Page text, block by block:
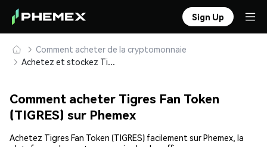
Sign Up
Comment acheter de la cryptomonnaie
Achetez et stockez Tigres Fan Token (TIGRES) en toute sécurité
Comment acheter Tigres Fan Token
(TIGRES) sur Phemex
Achetez Tigres Fan Token (TIGRES) facilement sur Phemex, la